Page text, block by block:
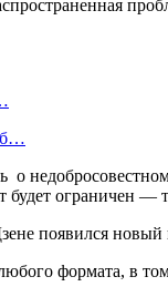
ограничен —
формата, в